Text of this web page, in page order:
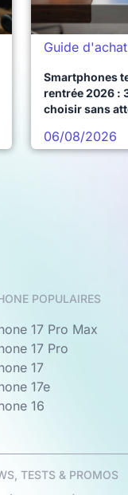
Guide d'achat
Smartphones
rentrée 2026 :
choisir sans
06/08/2026
POPULAIRES
17 Pro Max
17 Pro
17
17e
16
TESTS & PROMOS